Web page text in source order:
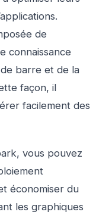
de
connaissance
barre et de la
façon, il
facilement des
vous pouvez
économiser du
les graphiques